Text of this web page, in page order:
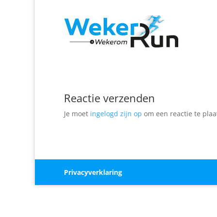
Reactie verzenden
Je moet ingelogd zijn op om een reactie te
Privacyverklaring